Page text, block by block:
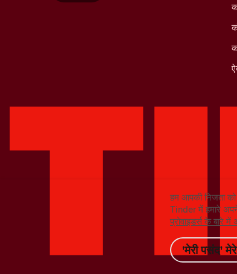
हम आपकी निजता
Tinder में हमारे
प्रोवाइडर्स के बारे
'मेरी पसंद'